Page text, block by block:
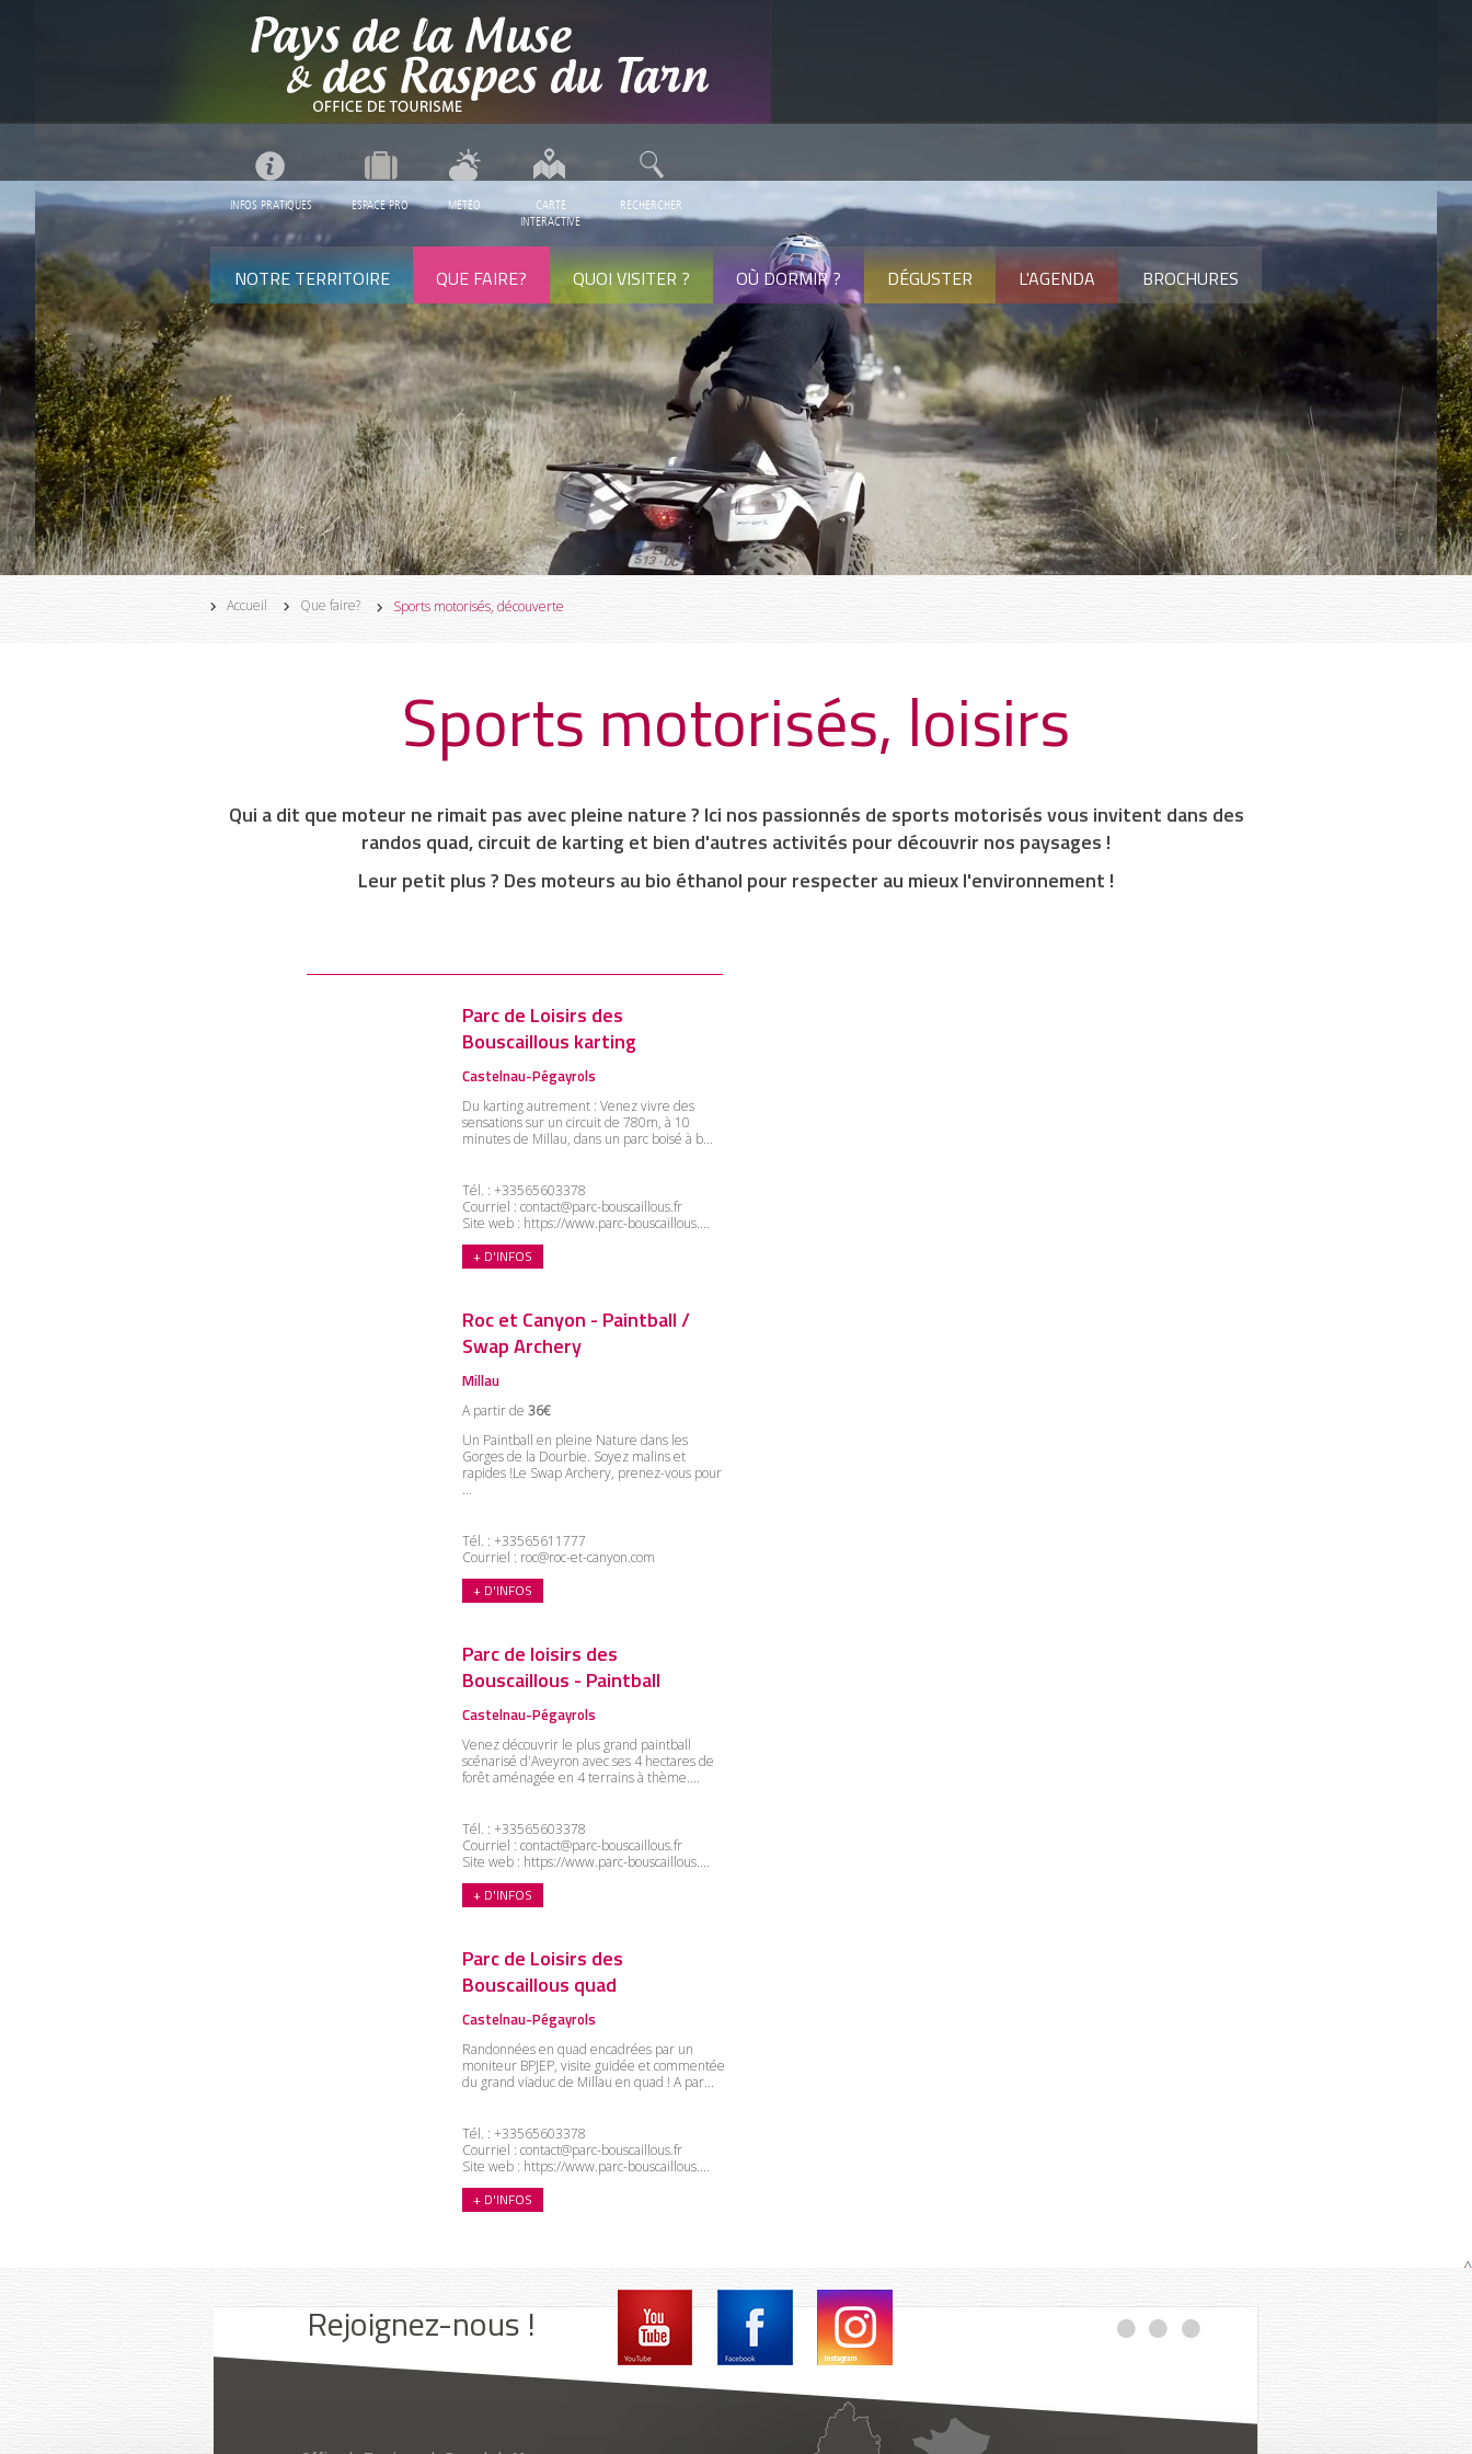
INFOS PRATIQUES ESPACE PRO MÉTÉO
CARTE
INTERACTIVE
RECHERCHER
NOTRE TERRITOIRE QUE FAIRE? QUOI VISITER ? OÙ DORMIR ? DÉGUSTER L'AGENDA BROCHURES
Accueil Que faire? Sports motorisés, découverte
Sports motorisés, loisirs
Qui a dit que moteur ne rimait pas avecpleine nature? Ici nos passionnés de sports motorisés vous invitent dans des
randos quad, circuit de karting et bien d'autres activités pour découvrir nos paysages !
Leur petit plus ? Des moteurs au bio éthanol pour respecter au mieuxl'environnement !
Parc de Loisirs des
Bouscaillous karting
Castelnau-Pégayrols
Du karting autrement : Venez vivre des
sensations sur un circuit de 780m, à 10
minutes de Millau, dans un parc boisé à b...
Tél. : +33565603378
Courriel : contact@parc-bouscaillous.fr
Site web : https://www.parc-bouscaillous....
+ D'INFOS
Roc et Canyon - Paintball /
Swap Archery
Millau
A partir de 36€
Un Paintball en pleine Nature dans les
Gorges de la Dourbie. Soyez malins et
rapides !Le Swap Archery, prenez-vous pour
...
Tél. : +33565611777
Courriel : roc@roc-et-canyon.com
+ D'INFOS
Parc de loisirs des
Bouscaillous - Paintball
Castelnau-Pégayrols
Venez découvrir le plus grand paintball
scénarisé d'Aveyron avec ses 4 hectares de
forêt aménagée en 4 terrains à thème....
Tél. : +33565603378
Courriel : contact@parc-bouscaillous.fr
Site web : https://www.parc-bouscaillous....
+ D'INFOS
Parc de Loisirs des
Bouscaillous quad
Castelnau-Pégayrols
Randonnées en quad encadrées par un
moniteur BPJEP, visite guidée et commentée
du grand viaduc de Millau en quad ! A par...
Tél. : +33565603378
Courriel : contact@parc-bouscaillous.fr
Site web : https://www.parc-bouscaillous....
+ D'INFOS
Rejoignez-nous !
Facebook Instagram